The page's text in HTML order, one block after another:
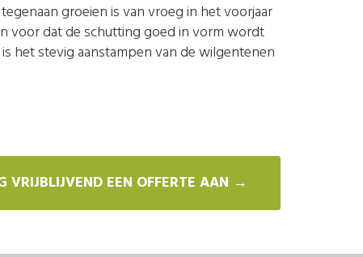
groeien is van vroeg in het voorjaar
voor dat de schutting goed in vorm wordt
het stevig aanstampen van de wilgentenen
VRIJBLIJVEND EEN OFFERTE AAN →